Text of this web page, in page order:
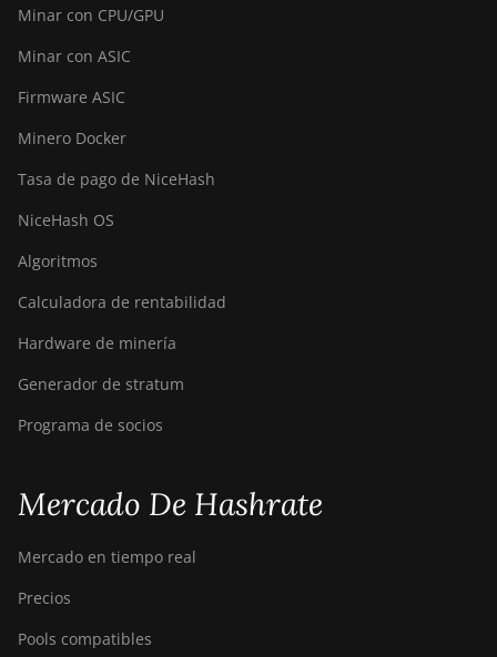
Bitdeer SealMiner A4 Ultra
Hydro
Bitdeer SealMiner DL1 Air
Bitdeer SealMiner DL1 Hydro
Bitmain Antminer AL1
Canaan Avalon A15-194T
Canaan Avalon A1566
Canaan Avalon A1566I
Canaan Avalon A15XP-206T
Canaan Avalon A16XP (300Th)
Canaan Avalon Made A1346
Canaan Avalon Made A1446
Minar con CPU/GPU
Minar con ASIC
Firmware ASIC
Minero Docker
Tasa de pago de NiceHash
NiceHash OS
Algoritmos
Calculadora de rentabilidad
Hardware de minería
Generador de stratum
Programa de socios
Mercado De Hashrate
Mercado en tiempo real
Precios
Pools compatibles